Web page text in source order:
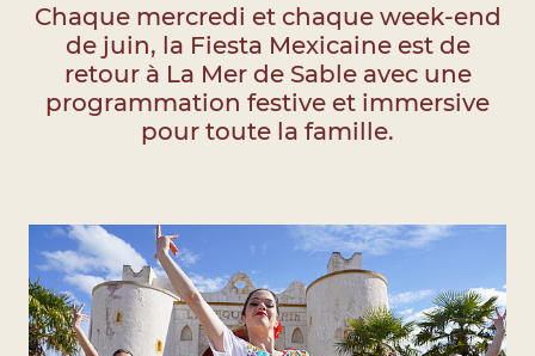
Chaque mercredi et chaque week-end
de juin, la Fiesta Mexicaine est de
retour à La Mer de Sable avec une
programmation festive et immersive
pour toute la famille.